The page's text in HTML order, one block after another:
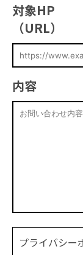
対象HP
（URL）
内容
プライバシー